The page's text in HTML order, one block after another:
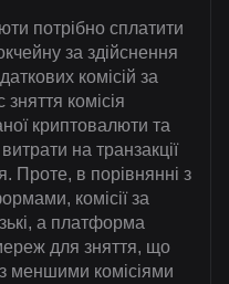
потрібно сплатити
за здійснення
комісій за
комісія
криптовалюти та
на транзакції
Проте, в порівнянні з
комісії за
а платформа
для зняття, що
меншими комісіями